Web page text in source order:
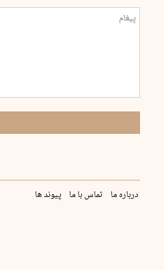
درباره ما تماس با ما پیوند ها